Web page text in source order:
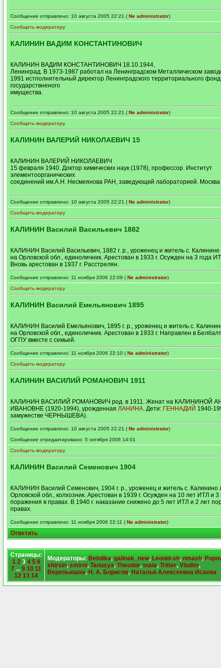
Сообщение отправлено: 10 августа 2005 22:21 ( Ne administrator)
Сообщить модератору
КАЛИНИН ВАДИМ КОНСТАНТИНОВИЧ
КАЛИНИН ВАДИМ КОНСТАНТИНОВИЧ 18.10.1944,
Ленинград. В 1973-1987 работал на Ленинградском Металлическом
1991 истполнительный директор Ленинградского территориального
государствненого
имущества.
Сообщение отправлено: 10 августа 2005 22:21 ( Ne administrator)
Сообщить модератору
КАЛИНИН ВАЛЕРИЙ НИКОЛАЕВИЧ 15
КАЛИНИН ВАЛЕРИЙ НИКОЛАЕВИЧ
15 февраля 1940. Доктор химических наук (1978), профессор. Институт
элементоорганических
соединений им.А.Н. Несмеянова РАН, заведующий лабораторией. Москва
Сообщение отправлено: 10 августа 2005 22:21 ( Ne administrator)
Сообщить модератору
КАЛИНИН Василий Васильевич 1882
КАЛИНИН Василий Васильевич, 1882 г. р., уроженец и житель с. Калинине
на Орловской обл., единоличник. Арестован в 1933 г. Осужден на 3 года
Вновь арестован в 1937 г. Расстрелян.
Сообщение отправлено: 11 ноября 2006 22:09 ( Ne administrator)
Сообщить модератору
КАЛИНИН Василий Емельянович 1895
КАЛИНИН Василий Емельянович, 1895 г. р., уроженец и житель с.
на Орловской обл., единоличник. Арестован в 1933 г. Направлен в
ОГПУ вместе с семьей.
Сообщение отправлено: 11 ноября 2006 22:10 ( Ne administrator)
Сообщить модератору
КАЛИНИН ВАСИЛИЙ РОМАНОВИЧ 1911
КАЛИНИН ВАСИЛИЙ РОМАНОВИЧ род. в 1911. Женат на КАЛИНИНОЙ
ИВАНОВНЕ (1920-1994), урожденная ЛАНИНА . Дети: ГЕННАДИЙ 1940-
замужестве ЧЕРНЫШЕВА).
Сообщение отправлено: 10 августа 2005 22:21 ( Ne administrator)
Сообщение отредактировано: 5 октября 2006 14:01
Сообщить модератору
КАЛИНИН Василий Семенович 1904
КАЛИНИН Василий Семенович, 1904 г. р., уроженец и житель с. Калинино
Орловской обл., колхозник. Арестован в 1939 г. Осужден на 10 лет ИТЛ и 3
поражения в правах. В 1940 г. наказание снижено до 5 лет ИТЛ и 2 лет
правах.
Сообщение отправлено: 11 ноября 2006 22:11 ( Ne administrator)
Ответить
Страницы:
1 23 4 5 6
7 ... 9 10 11
12 13 14
Модераторы: Belolika, galinak_new, Leonid-sh, nmash,
shirsin, smirni, Tanusya, Theodor, tnaia, Tritter, Vladim,
Верепьюшка, Н. А. Борисов, Наталья Алексеевна Исаева